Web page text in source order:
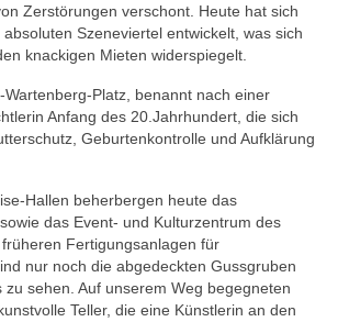
Zerstörungen verschont. Heute hat sich
Szeneviertel entwickelt, was sich
knackigen Mieten widerspiegelt.
Wartenberg-Platz, benannt nach einer
Anfang des 20.Jahrhundert, die sich
Geburtenkontrolle und Aufklärung
Hallen beherbergen heute das
das Event- und Kulturzentrum des
Fertigungsanlagen für
nur noch die abgedeckten Gussgruben
zu sehen. Auf unserem Weg begegneten
Teller, die eine Künstlerin an den